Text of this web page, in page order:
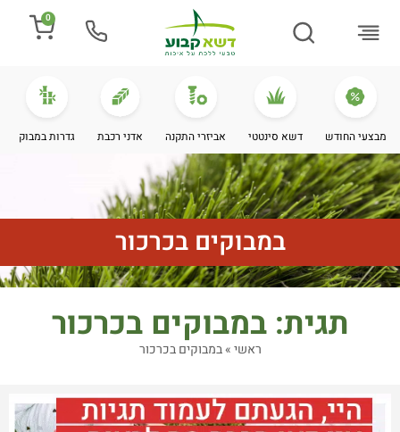
0
מבצעי החודש דשא סינטטי אביזרי התקנה אדני רכבת גדרות במבוק
במבוקים בכרכור
תגית: במבוקים בכרכור
ראשי»במבוקים בכרכור